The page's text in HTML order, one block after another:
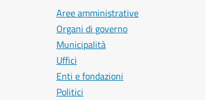
Aree amministrative
Organi di governo
Municipalità
Uffici
Enti e fondazioni
Politici